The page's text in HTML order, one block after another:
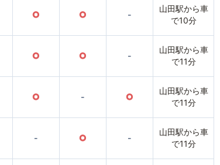
○ ○ -
山田駅から車
で10分
○ ○ -
山田駅から車
で11分
○ - ○
山田駅から車
で11分
- ○ -
山田駅から車
で11分